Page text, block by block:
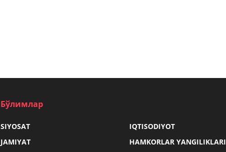
Бўлимлар
SIYOSAT
IQTISODIYOT
JAMIYAT
HAMKORLAR YANGILIKLARI